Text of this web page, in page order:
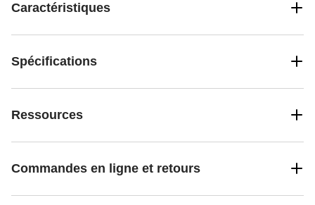
Caractéristiques
Spécifications
Ressources
Commandes en ligne et retours